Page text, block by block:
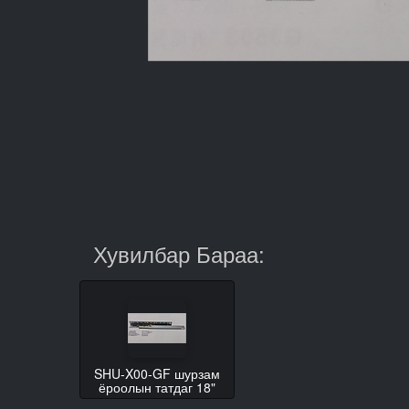
Хувилбар Бараа:
SHU-X00-GF шурзам
ёроолын татдаг 18"